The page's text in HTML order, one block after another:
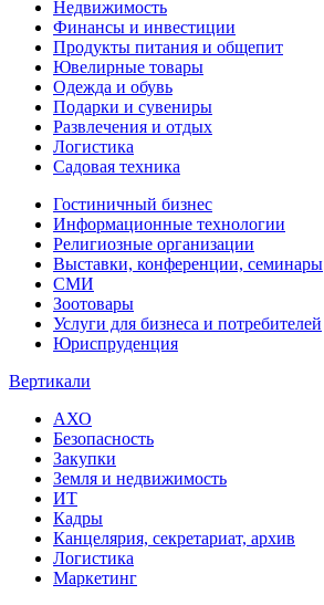
Недвижимость
Финансы и инвестиции
Продукты питания и общепит
Ювелирные товары
Одежда и обувь
Подарки и сувениры
Развлечения и отдых
Логистика
Садовая техника
Гостиничный бизнес
Информационные технологии
Религиозные организации
Выставки, конференции, семинары
СМИ
Зоотовары
Услуги для бизнеса и потребителей
Юриспруденция
Вертикали
АХО
Безопасность
Закупки
Земля и недвижимость
ИТ
Кадры
Канцелярия, секретариат, архив
Логистика
Маркетинг